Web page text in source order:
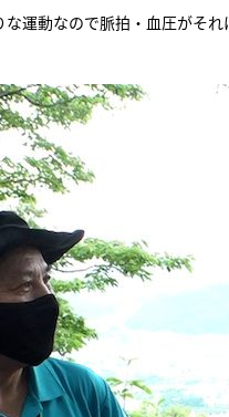
運動なので脈拍・血圧がそ